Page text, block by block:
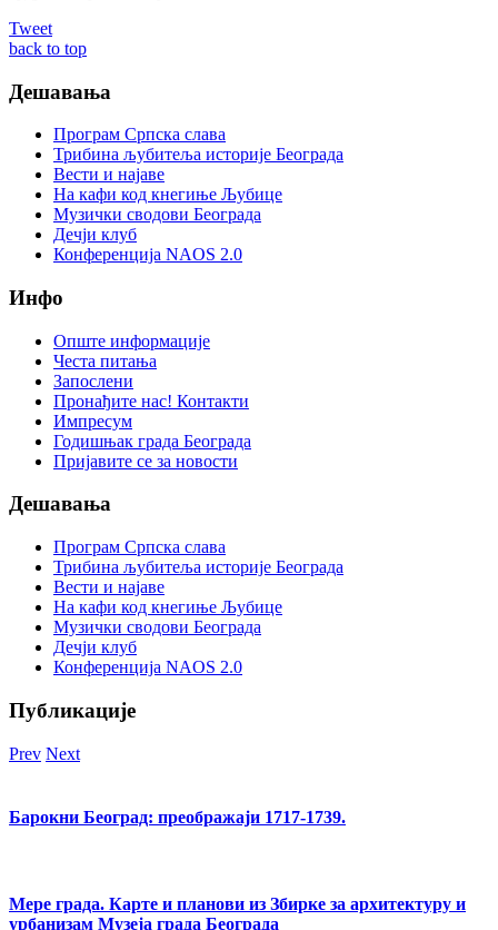
Tweet
back to top
Дешавања
Програм Српска слава
Трибина љубитеља историје Београда
Beсти и најаве
На кафи код кнегиње Љубице
Музички сводови Београда
Дечји клуб
Конференција NAOS 2.0
Инфо
Опште информације
Честа питања
Запослени
Пронађите нас! Контакти
Импресум
Годишњак града Београда
Пријавите се за новости
Дешавања
Програм Српска слава
Трибина љубитеља историје Београда
Beсти и најаве
На кафи код кнегиње Љубице
Музички сводови Београда
Дечји клуб
Конференција NAOS 2.0
Публикације
Prev Next
Барокни Београд: преображаји 1717-1739.
Мере града. Карте и планови из Збирке за архитектуру и
урбанизам Музеја града Београда